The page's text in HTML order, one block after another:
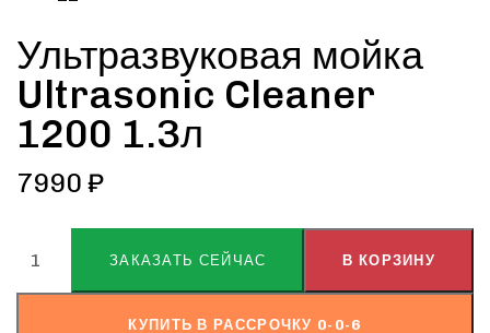
Ультразвуковая мойка
Ultrasonic Cleaner
1200 1.3л
7990 ₽
ЗАКАЗАТЬ СЕЙЧАС В КОРЗИНУ
КУПИТЬ В РАССРОЧКУ 0-0-6